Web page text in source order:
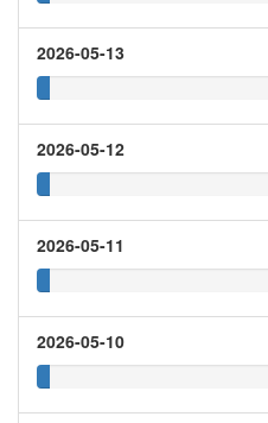
2026-05-13
2026-05-12
2026-05-11
2026-05-10